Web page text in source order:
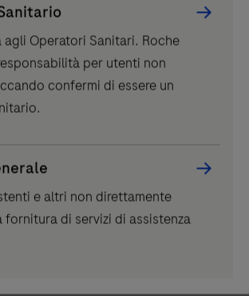
using a DNA workflow. Each kit
for processing up to 24 reactions
to three sequencing runs of up to 8-12
®NextSeq 500/550 or Illumina
RUO Mode.
Only. Not for use in diagnostic
agli Operatori Sanitari. Roche
per utenti non
confermi di essere un
e altri non direttamente
di servizi di assistenza